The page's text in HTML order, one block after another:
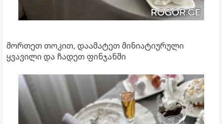
მორთეთ თოკით, დაამატეთ მინიატიურული
ყვავილი და ჩადეთ ფინჯანში